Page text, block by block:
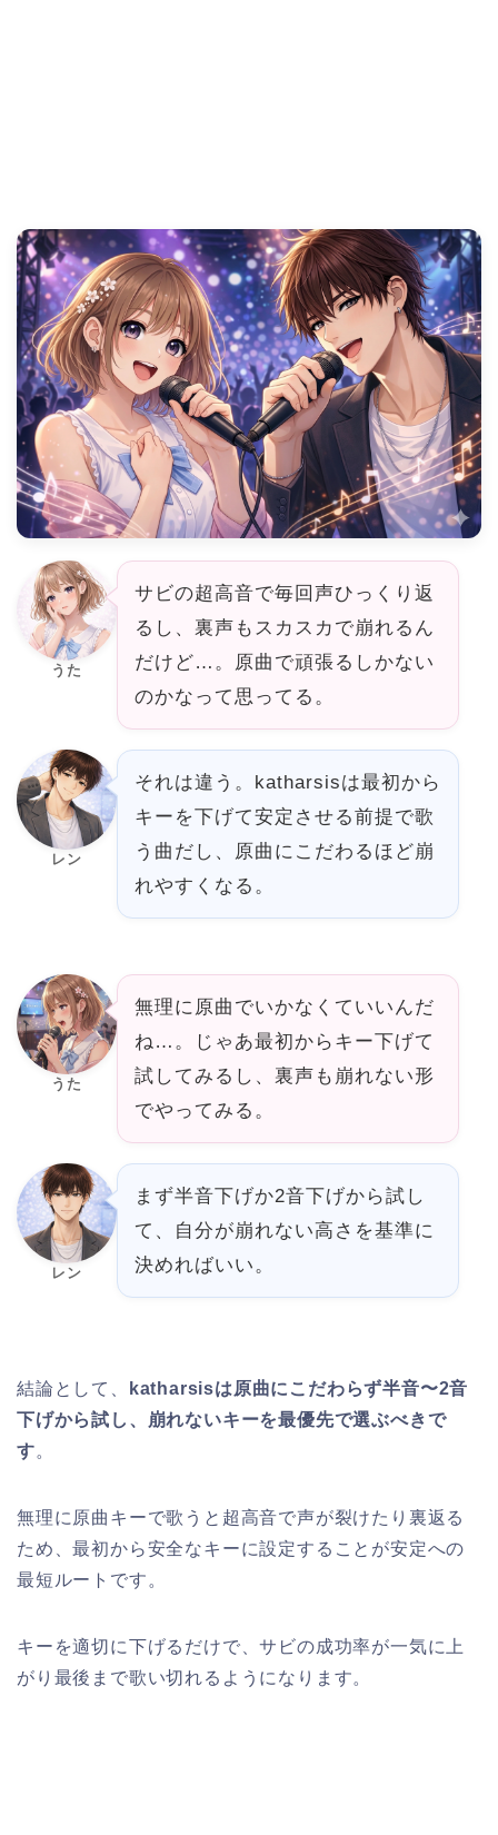
うた
サビの超高音で毎回声ひっくり返
るし、裏声もスカスカで崩れるん
だけど…。原曲で頑張るしかない
のかなって思ってる。
レン
それは違う。katharsisは最初から
キーを下げて安定させる前提で歌
う曲だし、原曲にこだわるほど崩
れやすくなる。
うた
無理に原曲でいかなくていいんだ
ね…。じゃあ最初からキー下げて
試してみるし、裏声も崩れない形
でやってみる。
レン
まず半音下げか2音下げから試し
て、自分が崩れない高さを基準に
決めればいい。
結論として、
katharsisは原曲にこだわらず半音〜2音
下げから試し、崩れないキーを最優先で選ぶべきで
す。
無理に原曲キーで歌うと超高音で声が裂けたり裏返る
ため、最初から安全なキーに設定することが安定への
最短ルートです。
キーを適切に下げるだけで、サビの成功率が一気に上
がり最後まで歌い切れるようになります。